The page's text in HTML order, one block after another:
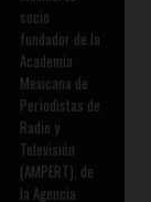
socio
fundador de la
Academia
Mexicana de
Periodistas de
Radio y
Televisión
(AMPERT), de
la Agencia